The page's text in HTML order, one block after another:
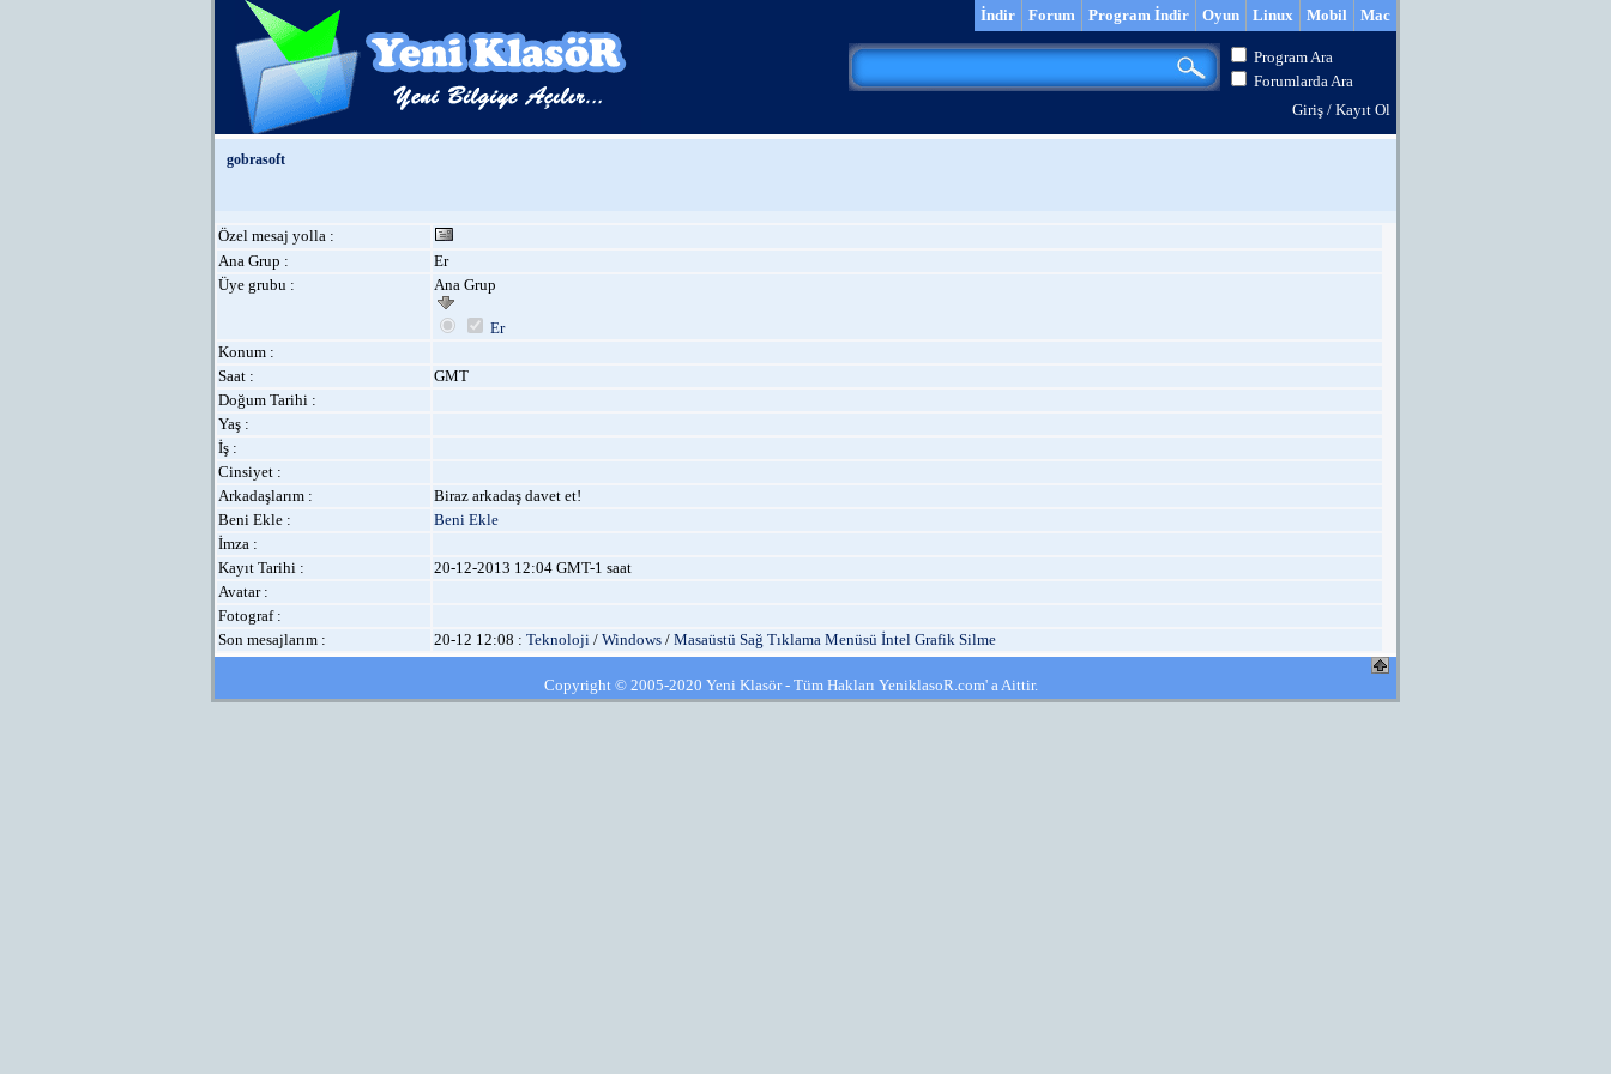
Mac
Mobil
Linux
Oyun
Program İndir
Forum
İndir
Program Ara
Forumlarda Ara
Giriş / Kayıt Ol
gobrasoft
Özel mesaj yolla :
Ana Grup :
Er
Üye grubu :
Ana Grup
Er
Konum :
Saat :
GMT
Doğum Tarihi :
Yaş :
İş :
Cinsiyet :
Arkadaşlarım :
Biraz arkadaş davet et!
Beni Ekle :
Beni Ekle
İmza :
Kayıt Tarihi :
20-12-2013 12:04 GMT-1 saat
Avatar :
Fotograf :
Son mesajlarım :
20-12 12:08 : Teknoloji / Windows / Masaüstü Sağ Tıklama Menüsü İntel Grafik Silme
Copyright © 2005-2020 Yeni Klasör - Tüm Hakları YeniklasoR.com' a Aittir.